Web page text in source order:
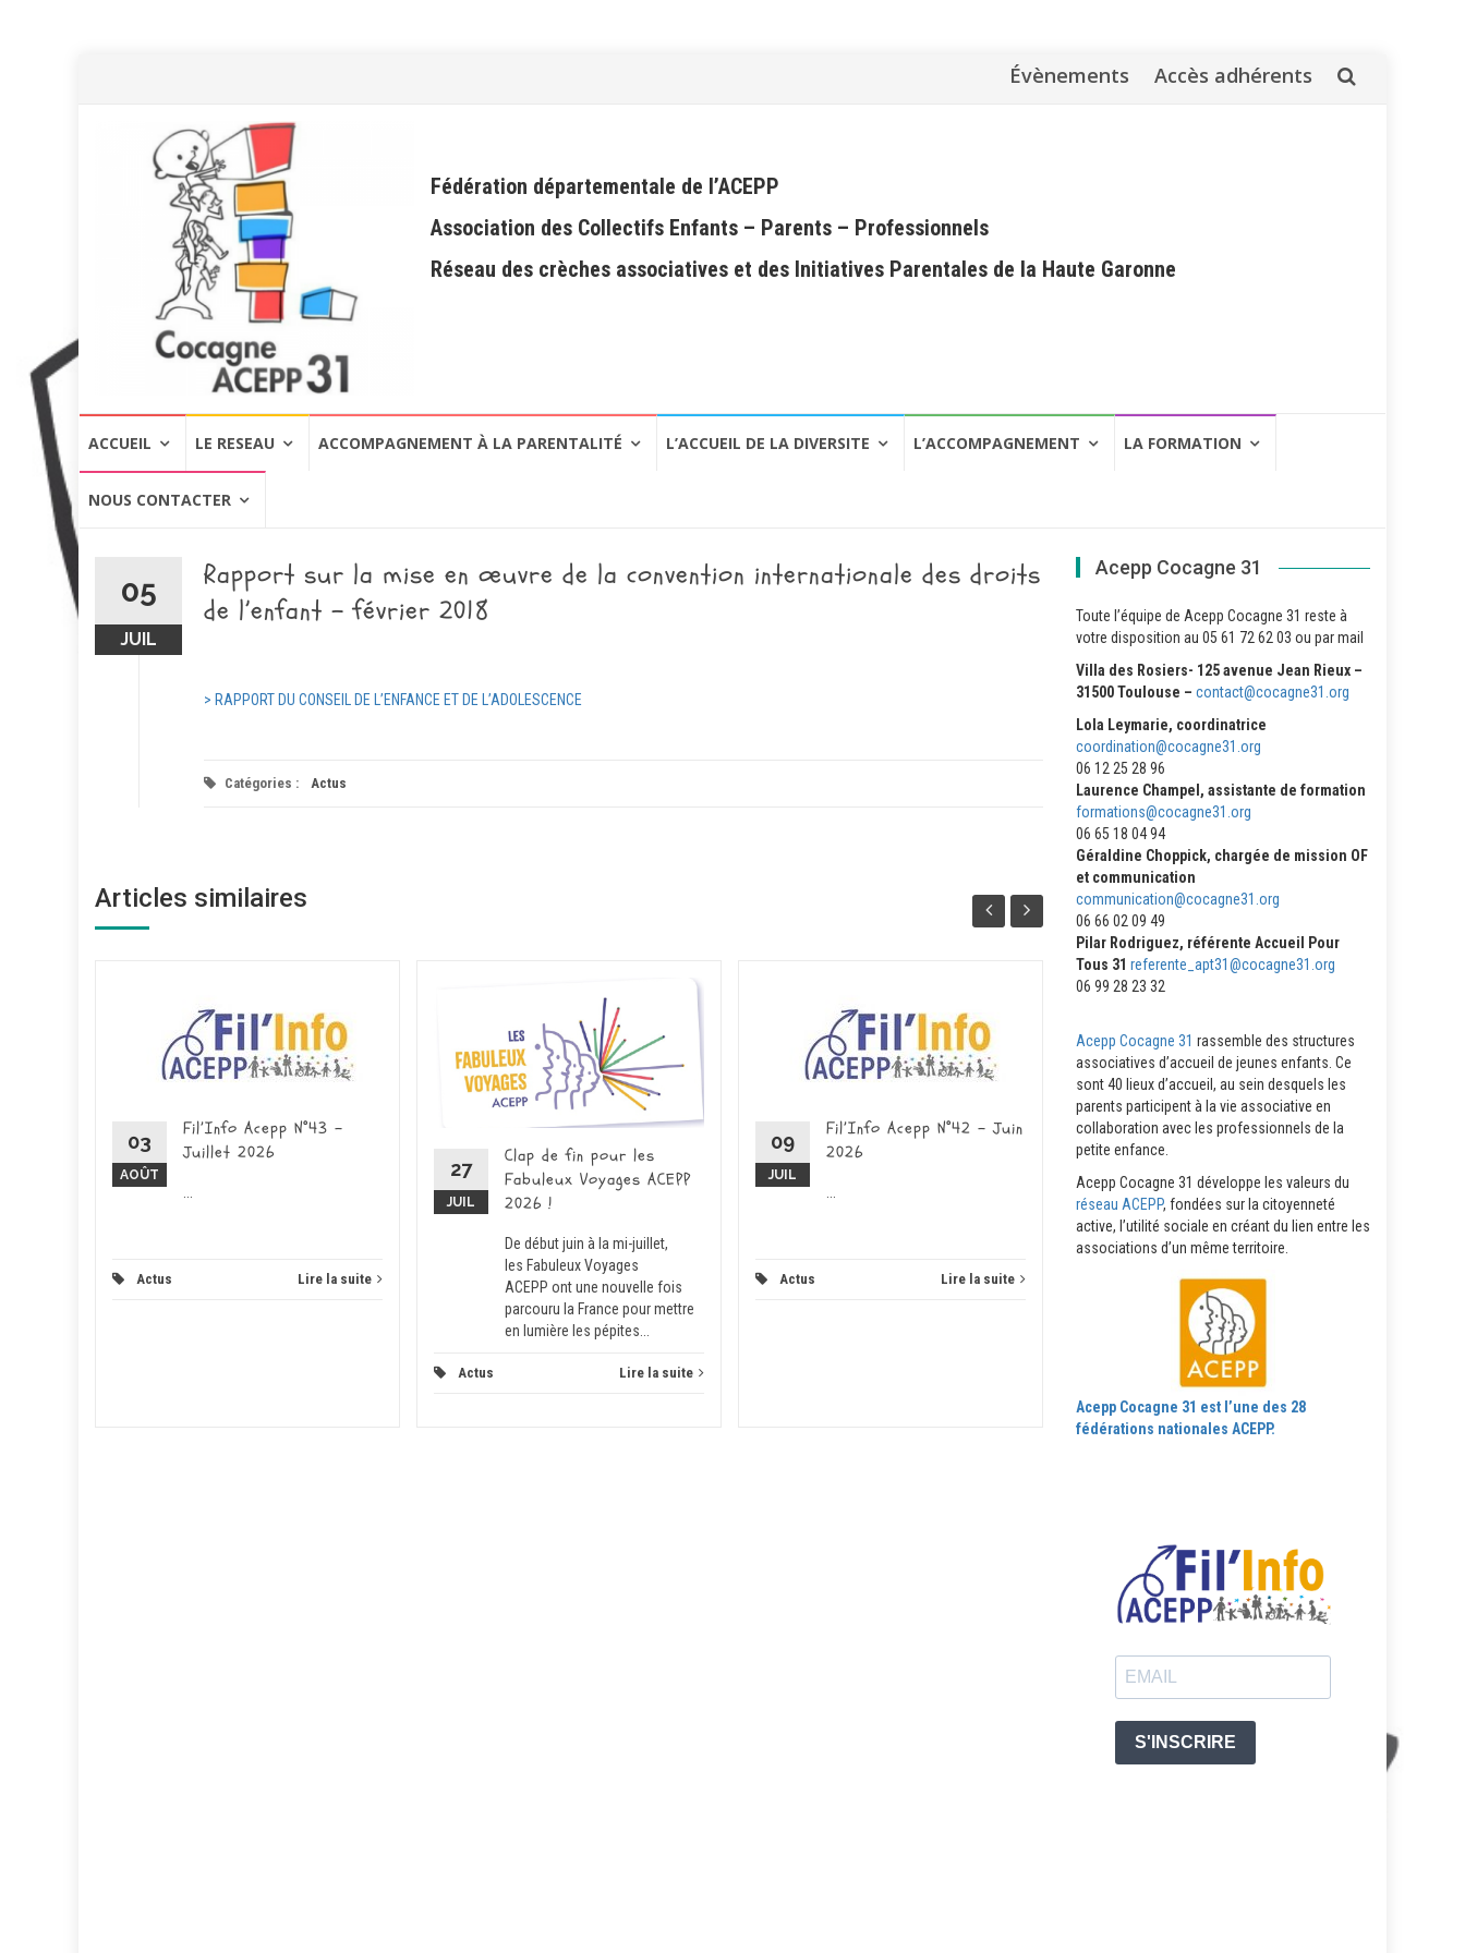
Aller
Évènements Accès adhérents
Fédération départementale de l’ACEPP
Association des Collectifs Enfants – Parents – Professionnels
Réseau des crèches associatives et des Initiatives Parentales de la Haute Garonne
au
contenu
ACCUEIL LE RESEAU ACCOMPAGNEMENT À LA PARENTALITÉ L’ACCUEIL DE LA DIVERSITE L’ACCOMPAGNEMENT LA FORMATION
NOUS CONTACTER
05
JUIL
Rapport sur la mise en œuvre de la convention internationale des droits
de l’enfant – février 2018
> RAPPORT DU CONSEIL DE L’ENFANCE ET DE L’ADOLESCENCE
Catégories : Actus
Articles similaires
03
AOÛT
Fil’Info Acepp N°43 –
Juillet 2026
...
Actus Lire la suite
27
JUIL
Clap de fin pour les
Fabuleux Voyages ACEPP
2026 !
De début juin à la mi-juillet,
les Fabuleux Voyages
ACEPP ont une nouvelle fois
parcouru la France pour mettre
en lumière les pépites...
Actus Lire la suite
09
JUIL
Fil’Info Acepp N°42 – Juin
2026
...
Actus Lire la suite
JUIN
2026
N°...
Actus
Acepp Cocagne 31
Toute l’équipe de Acepp Cocagne 31 reste à
votre disposition au 05 61 72 62 03 ou par mail
Villa des Rosiers- 125 avenue Jean Rieux –
31500 Toulouse – contact@cocagne31.org
Lola Leymarie, coordinatrice
coordination@cocagne31.org
06 12 25 28 96
Laurence Champel, assistante de formation
formations@cocagne31.org
06 65 18 04 94
Géraldine Choppick, chargée de mission OF
et communication
communication@cocagne31.org
06 66 02 09 49
Pilar Rodriguez, référente Accueil Pour
Tous 31 referente_apt31@cocagne31.org
06 99 28 23 32
Acepp Cocagne 31 rassemble des structures
associatives d’accueil de jeunes enfants. Ce
sont 40 lieux d’accueil, au sein desquels les
parents participent à la vie associative en
collaboration avec les professionnels de la
petite enfance.
Acepp Cocagne 31 développe les valeurs du
réseau ACEPP, fondées sur la citoyenneté
active, l’utilité sociale en créant du lien entre les
associations d’un même territoire.
Acepp Cocagne 31 est l’une des 28
fédérations nationales ACEPP.